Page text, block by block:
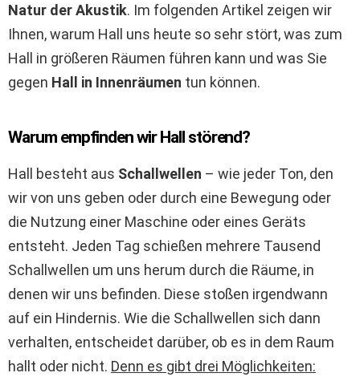
Natur der Akustik. Im folgenden Artikel zeigen wir
Ihnen, warum Hall uns heute so sehr stört, was zum
Hall in größeren Räumen führen kann und was Sie
gegen Hall in Innenräumen tun können.
Warum empfinden wir Hall störend?
Hall besteht aus Schallwellen – wie jeder Ton, den
wir von uns geben oder durch eine Bewegung oder
die Nutzung einer Maschine oder eines Geräts
entsteht. Jeden Tag schießen mehrere Tausend
Schallwellen um uns herum durch die Räume, in
denen wir uns befinden. Diese stoßen irgendwann
auf ein Hindernis. Wie die Schallwellen sich dann
verhalten, entscheidet darüber, ob es in dem Raum
hallt oder nicht. Denn es gibt drei Möglichkeiten: